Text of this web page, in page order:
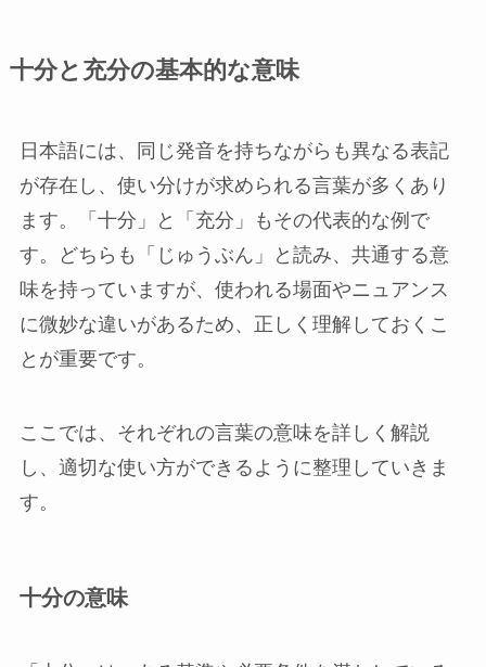
十分と充分の基本的な意味
日本語には、同じ発音を持ちながらも異なる表記
が存在し、使い分けが求められる言葉が多くあり
ます。「十分」と「充分」もその代表的な例で
す。どちらも「じゅうぶん」と読み、共通する意
味を持っていますが、使われる場面やニュアンス
に微妙な違いがあるため、正しく理解しておくこ
とが重要です。
ここでは、それぞれの言葉の意味を詳しく解説
し、適切な使い方ができるように整理していきま
す。
十分の意味